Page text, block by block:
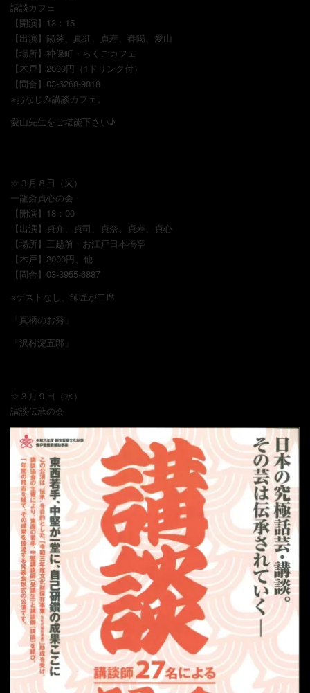
講談カフェ
【開演】13：15
【出演】陽菜、真紅、貞寿、春陽、愛山
【場所】神保町・らくごカフェ
【木戸】2000円（1ドリンク付）
【問合】03-6268-9818
※おなじみ講談カフェ。
愛山先生をご堪能下さい♪
☆３月８日（火）
一龍斎貞心の会
【開演】18：00
【出演】貞介、貞司、貞奈、貞寿、貞心
【場所】三越前・お江戸日本橋亭
【木戸】2000円、他
【問合】03-3955-6887
※ゲストなし、師匠が二席
「真柄のお秀」
「沢村淀五郎」
☆３月９日（水）
講談伝承の会